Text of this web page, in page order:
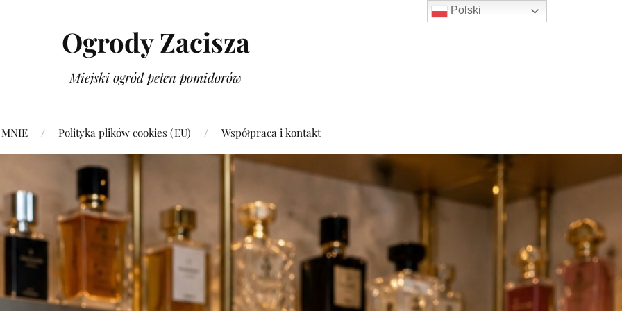
Ogrody Zacisza
Miejski ogród pełen pomidorów
Polityka plików cookies (EU) Współpraca i kontakt
Polski